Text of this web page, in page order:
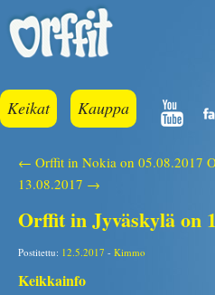
Keikat Kauppa
← Orffit in Nokia on 05.08.2017
13.08.2017 →
Orffit in Jyväskylä on
Postitettu: 12.5.2017 - Kimmo
Keikkainfo